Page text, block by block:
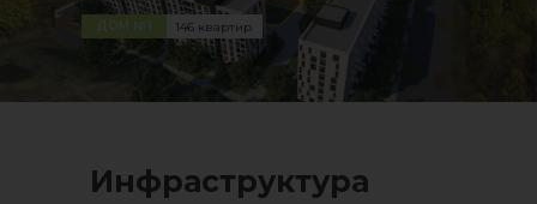
146 квартир
ДОМ №1
Инфраструктура